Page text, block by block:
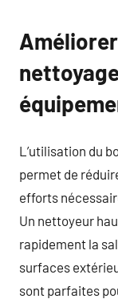
L’utilisation du
permet de
efforts
Un nettoyeur
rapidement la
surfaces
sont parfaites